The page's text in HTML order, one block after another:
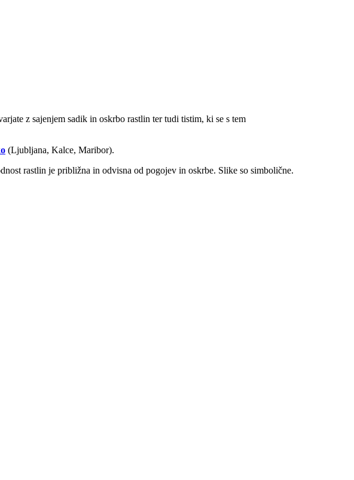
z sajenjem sadik in oskrbo rastlin ter tudi tistim, ki se s tem
(Ljubljana, Kalce, Maribor).
rastlin je približna in odvisna od pogojev in oskrbe. Slike so simbolične.